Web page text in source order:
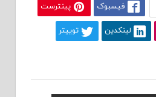
فیسبوک پینترست
لینکدین توییتر